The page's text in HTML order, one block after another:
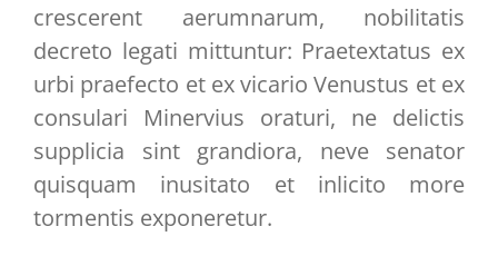
crescerent aerumnarum, nobilitatis
decreto legati mittuntur: Praetextatus ex
urbi praefecto et ex vicario Venustus et ex
consulari Minervius oraturi, ne delictis
supplicia sint grandiora, neve senator
quisquam inusitato et inlicito more
tormentis exponeretur.